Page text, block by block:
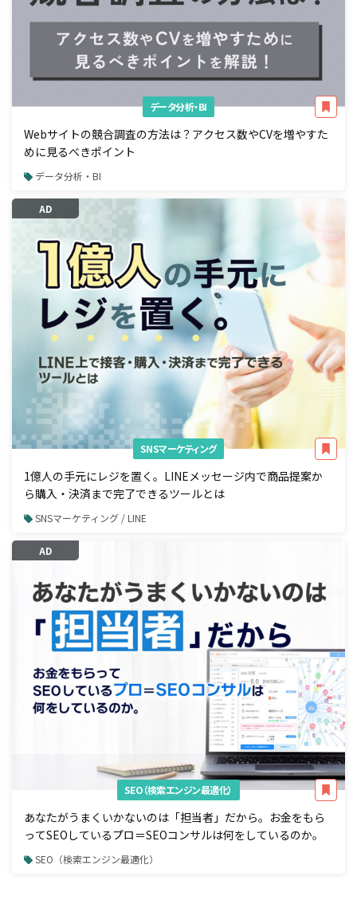
データ分析・BI
Webサイトの競合調査の方法は？アクセス数やCVを増やすた
めに見るべきポイント
データ分析・BI
AD
SNSマーケティング
1億人の手元にレジを置く。LINEメッセージ内で商品提案か
ら購入・決済まで完了できるツールとは
SNSマーケティング / LINE
AD
SEO（検索エンジン最適化）
あなたがうまくいかないのは「担当者」だから。お金をもら
ってSEOしているプロ＝SEOコンサルは何をしているのか。
SEO（検索エンジン最適化）